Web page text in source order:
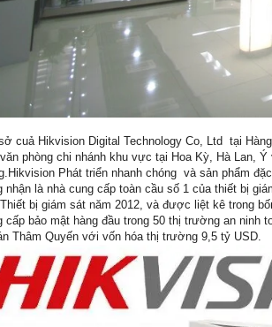
cuả Hikvision Digital Technology Co, Ltd tại
phòng chi nhánh khu vực tại Hoa Kỳ, Hà Lan,
Phát triển nhanh chóng và sản phẩm
nhận là nhà cung cấp toàn cầu số 1 của thiết bị
bị giám sát năm 2012, và được liệt kê trong
cấp bảo mật hàng đầu trong 50 thị trường an ninh
Thâm Quyến với vốn hóa thị trường 9,5 tỷ USD.